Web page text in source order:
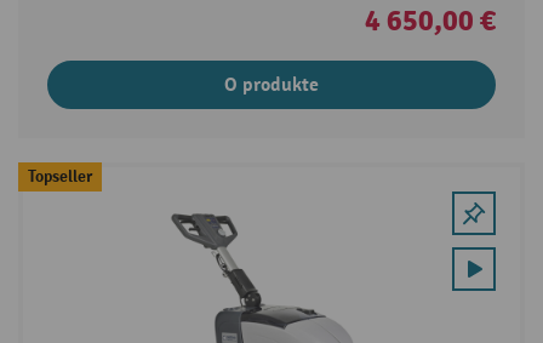
4 650,00 €
O produkte
Topseller